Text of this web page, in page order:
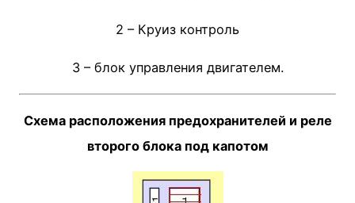
2 – Круиз контроль
3 – блок управления двигателем.
Схема расположения предохранителей и реле
второго блока под капотом